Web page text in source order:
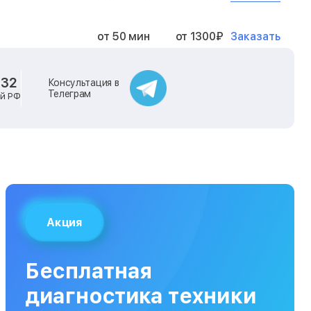
от 50 мин от 1300₽ Заказать
от 40 мин
от 40 мин
от 120 мин
РФ
Консультация в
Телеграм
Акция
Бесплатная
диагностика техники